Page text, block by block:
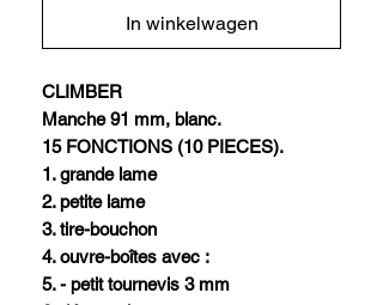
In winkelwagen
CLIMBER
Manche 91 mm, blanc.
15 FONCTIONS (10 PIECES).
1. grande lame
2. petite lame
3. tire-bouchon
4. ouvre-boîtes avec :
5. - petit tournevis 3 mm